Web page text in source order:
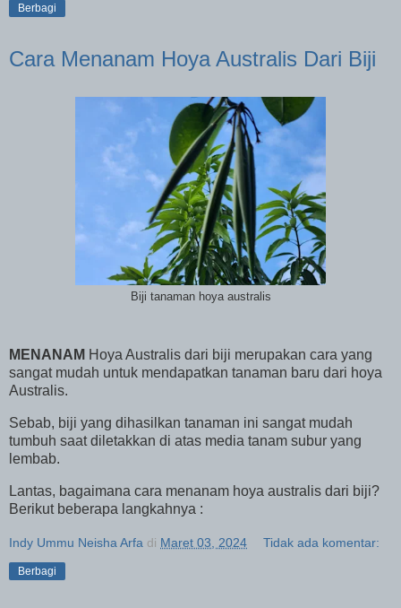
Berbagi
Cara Menanam Hoya Australis Dari Biji
Biji tanaman hoya australis
MENANAM Hoya Australis dari biji merupakan cara yang
sangat mudah untuk mendapatkan tanaman baru dari hoya
Australis.
Sebab, biji yang dihasilkan tanaman ini sangat mudah
tumbuh saat diletakkan di atas media tanam subur yang
lembab.
Lantas, bagaimana cara menanam hoya australis dari biji?
Berikut beberapa langkahnya :
Indy Ummu Neisha Arfa di Maret 03, 2024 Tidak ada komentar:
Berbagi